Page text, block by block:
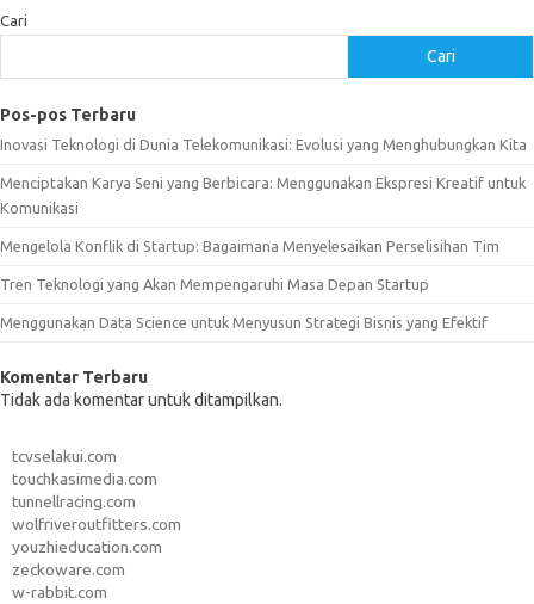
Cari
Cari
Pos-pos Terbaru
Inovasi Teknologi di Dunia Telekomunikasi: Evolusi yang Menghubungkan Kita
Menciptakan Karya Seni yang Berbicara: Menggunakan Ekspresi Kreatif untuk
Komunikasi
Mengelola Konflik di Startup: Bagaimana Menyelesaikan Perselisihan Tim
Tren Teknologi yang Akan Mempengaruhi Masa Depan Startup
Menggunakan Data Science untuk Menyusun Strategi Bisnis yang Efektif
Komentar Terbaru
Tidak ada komentar untuk ditampilkan.
tcvselakui.com
touchkasimedia.com
tunnellracing.com
wolfriveroutfitters.com
youzhieducation.com
zeckoware.com
w-rabbit.com